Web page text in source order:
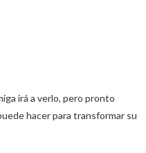
irá a verlo, pero pronto
hacer para transformar su